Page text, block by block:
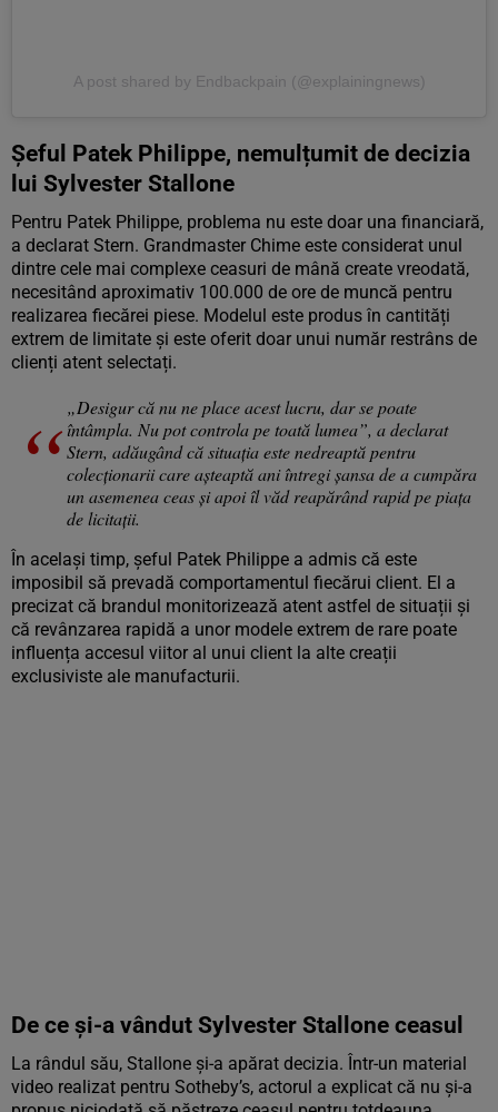
A post shared by Endbackpain (@explainingnews)
Șeful Patek Philippe, nemulțumit de decizia
lui Sylvester Stallone
Pentru Patek Philippe, problema nu este doar una financiară,
a declarat Stern. Grandmaster Chime este considerat unul
dintre cele mai complexe ceasuri de mână create vreodată,
necesitând aproximativ 100.000 de ore de muncă pentru
realizarea fiecărei piese. Modelul este produs în cantități
extrem de limitate și este oferit doar unui număr restrâns de
clienți atent selectați.
„Desigur că nu ne place acest lucru, dar se poate
întâmpla. Nu pot controla pe toată lumea”, a declarat
Stern, adăugând că situația este nedreaptă pentru
colecționarii care așteaptă ani întregi șansa de a cumpăra
un asemenea ceas și apoi îl văd reapărând rapid pe piața
de licitații.
În același timp, șeful Patek Philippe a admis că este
imposibil să prevadă comportamentul fiecărui client. El a
precizat că brandul monitorizează atent astfel de situații și
că revânzarea rapidă a unor modele extrem de rare poate
influența accesul viitor al unui client la alte creații
exclusiviste ale manufacturii.
De ce și-a vândut Sylvester Stallone ceasul
La rândul său, Stallone și-a apărat decizia. Într-un material
video realizat pentru Sotheby’s, actorul a explicat că nu și-a